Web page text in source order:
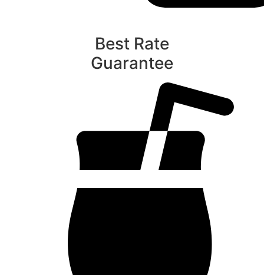
Best Rate
Guarantee